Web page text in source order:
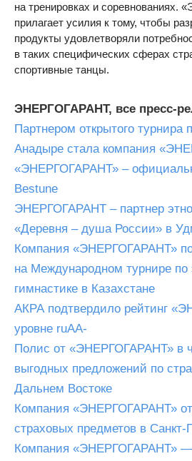
на тренировках и
прилагает усилия к тому, чтобы
продукты удовлетворяли
в таких специфических сферах
спортивные танцы.
ЭНЕРГОГАРАНТ, все пресс-
Партнером открытого
Анадыре стала компания
«ЭНЕРГОГАРАНТ» –
Bestune
ЭНЕРГОГАРАНТ – партнер
«Деревня – душа России» в
Компания «ЭНЕРГОГАРАНТ»
на Международном турнире по
гимнастике в Казахстане
АКРА подтвердило рейтинг
уровне ruAA-
Полис от «ЭНЕРГОГАРАНТ» в
выгодных предложений по
Дальнем Востоке
Компания «ЭНЕРГОГАРАНТ»
страховых предметов в Санкт-
Компания «ЭНЕРГОГАРАНТ» —